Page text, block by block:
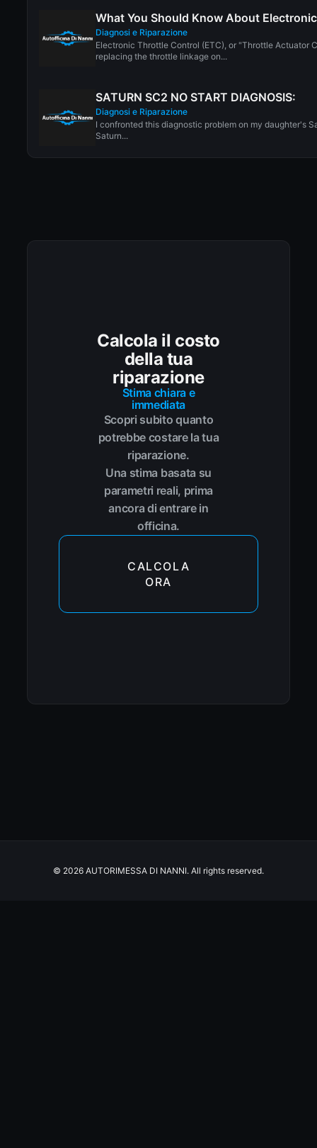
What You Should Know About
Diagnosi e Riparazione
Electronic Throttle Control (ETC), or "Throttle Actuator
replacing the throttle linkage on...
SATURN SC2 NO START DIAGNOSIS:
Diagnosi e Riparazione
I confronted this diagnostic problem on my daughter's
Saturn...
Calcola il costo
della tua
riparazione
Stima chiara e
immediata
Scopri subito quanto
potrebbe costare la tua
riparazione.
Una stima basata su
parametri reali, prima
ancora di entrare in
officina.
CALCOLA
ORA
© 2026 AUTORIMESSA DI NANNI. All rights reserved.